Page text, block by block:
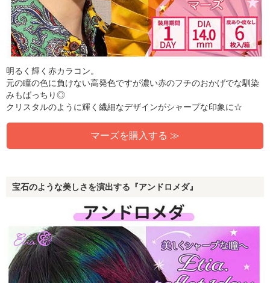
明るく輝く赤カラコン。
元の瞳の色に負けない高発色ですが濃い赤のフチのおかげでな馴染
みもばっちり◎
クリスタルのように輝く繊細なデザインがシャープな印象に☆
マーズを購入する ≫
宝石のような美しさを演出する『アンドロメダ』